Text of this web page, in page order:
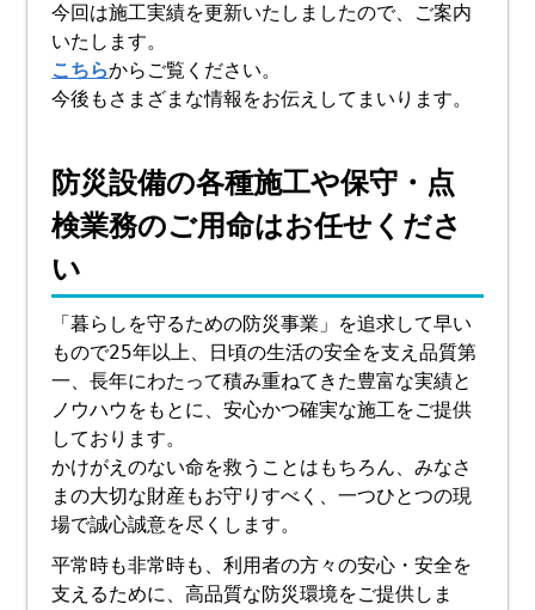
今回は施工実績を更新いたしましたので、ご案内
いたします。
こちらからご覧ください。
今後もさまざまな情報をお伝えしてまいります。
防災設備の各種施工や保守・点
検業務のご用命はお任せくださ
い
「暮らしを守るための防災事業」を追求して早い
もので25年以上、日頃の生活の安全を支え品質第
一、長年にわたって積み重ねてきた豊富な実績と
ノウハウをもとに、安心かつ確実な施工をご提供
しております。
かけがえのない命を救うことはもちろん、みなさ
まの大切な財産もお守りすべく、一つひとつの現
場で誠心誠意を尽くします。
平常時も非常時も、利用者の方々の安心・安全を
支えるために、高品質な防災環境をご提供しま